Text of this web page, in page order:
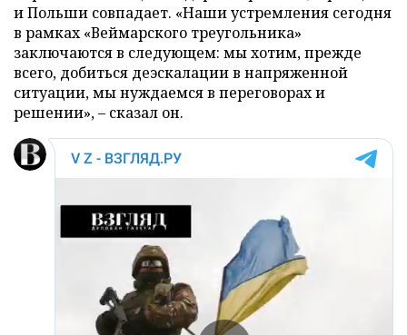
и Польши совпадает. «Наши устремления сегодня
в рамках «Веймарского треугольника»
заключаются в следующем: мы хотим, прежде
всего, добиться деэскалации в напряженной
ситуации, мы нуждаемся в переговорах и
решении», – сказал он.